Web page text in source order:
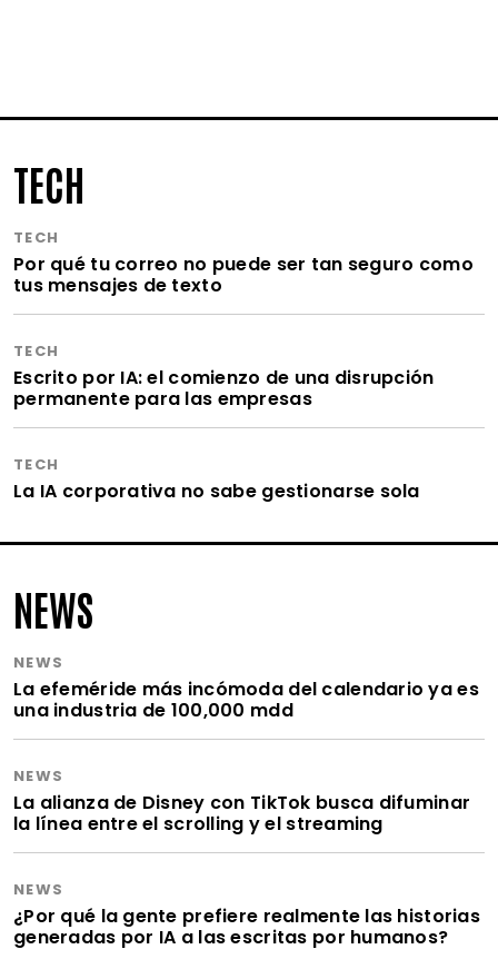
TECH
TECH
Por qué tu correo no puede ser tan seguro como
tus mensajes de texto
TECH
Escrito por IA: el comienzo de una disrupción
permanente para las empresas
TECH
La IA corporativa no sabe gestionarse sola
NEWS
NEWS
La efeméride más incómoda del calendario ya es
una industria de 100,000 mdd
NEWS
La alianza de Disney con TikTok busca difuminar
la línea entre el scrolling y el streaming
NEWS
¿Por qué la gente prefiere realmente las historias
generadas por IA a las escritas por humanos?